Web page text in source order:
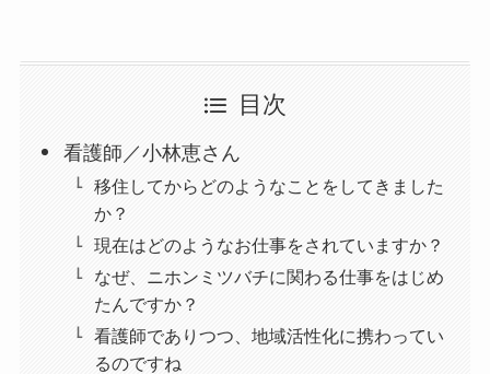
目次
看護師／小林恵さん
移住してからどのようなことをしてきました
か？
現在はどのようなお仕事をされていますか？
なぜ、ニホンミツバチに関わる仕事をはじめ
たんですか？
看護師でありつつ、地域活性化に携わってい
るのですね